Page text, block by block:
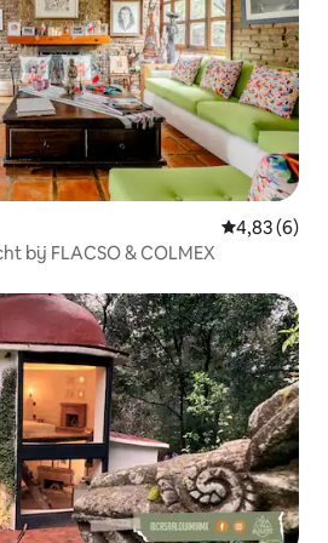
Gemiddelde
4,83 (6)
bij FLACSO & COLMEX